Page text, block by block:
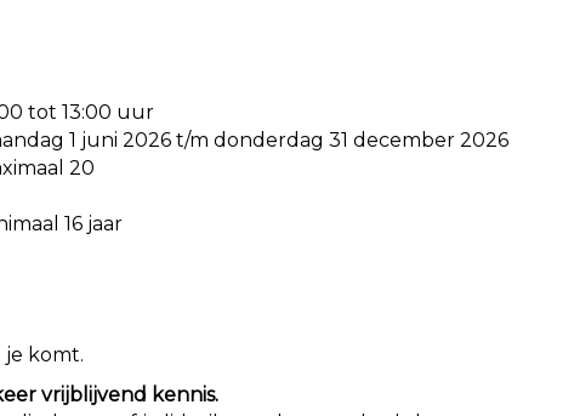
tot 13:00 uur
1 juni 2026 t/m donderdag 31 december 2026
20
16 jaar
je komt.
vrijblijvend kennis.